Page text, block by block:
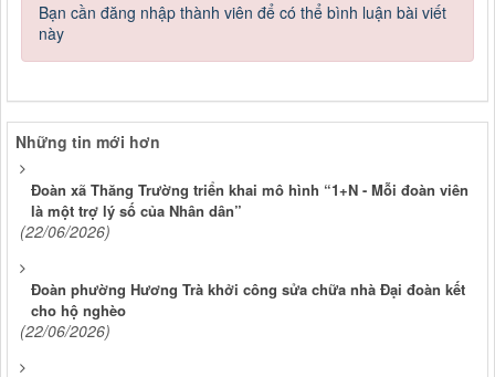
Bạn cần đăng nhập thành viên để có thể bình luận bài viết
này
Những tin mới hơn
Đoàn xã Thăng Trường triển khai mô hình “1+N - Mỗi đoàn viên
là một trợ lý số của Nhân dân”
(22/06/2026)
Đoàn phường Hương Trà khởi công sửa chữa nhà Đại đoàn kết
cho hộ nghèo
(22/06/2026)